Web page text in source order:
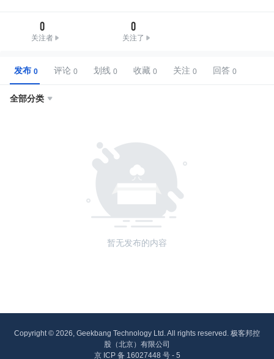
0
关注者
0
关注了
发布 评论 划线 收藏 关注 回答
全部分类 
暂无发布的内容
Copyright © 2026, Geekbang Technology Ltd. All rights reserved. 极客邦控
股（北京）有限公司
京 ICP 备 16027448 号 - 5